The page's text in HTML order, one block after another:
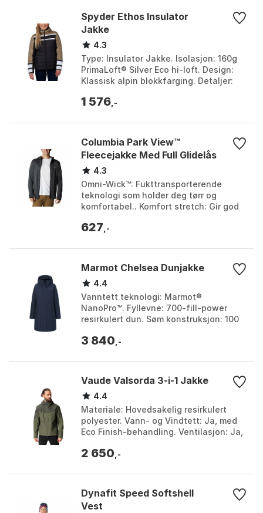
Spyder Ethos Insulator
Jakke
4.3
Type: Insulator Jakke. Isolasjon: 160g
PrimaLoft® Silver Eco hi-loft. Design:
Klassisk alpin blokkfarging. Detaljer:
Farge: B...
1 576 ,-
Columbia Park View™
Fleecejakke Med Full Glidelås
4.3
Omni-Wick™: Fukttransporterende
teknologi som holder deg tørr og
komfortabel.. Komfort stretch: Gir god
polyester, glatt over...
627 ,-
Marmot Chelsea Dunjakke
4.4
Vanntett teknologi: Marmot®
NanoPro™. Fyllevne: 700-fill-power
resirkulert dun. Søm konstruksjon: 100
resirkulert polyester. Farge...
3 840 ,-
Vaude Valsorda 3-i-1 Jakke
4.4
Materiale: Hovedsakelig resirkulert
polyester. Vann- og Vindtett: Ja, med
Eco Finish-behandling. Ventilasjon: Ja,
Hette, mans...
2 650 ,-
Dynafit Speed Softshell
Vest